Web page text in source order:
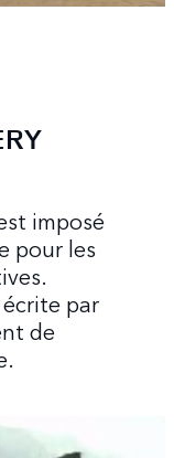
imposé
pour les
écrite par
de